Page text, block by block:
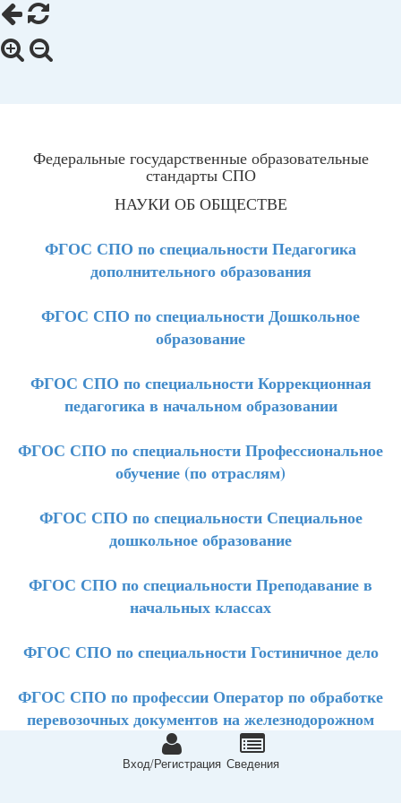
Федеральные государственные образовательные
стандарты СПО
НАУКИ ОБ ОБЩЕСТВЕ
ФГОС СПО по специальности Педагогика
дополнительного образования
ФГОС СПО по специальности Дошкольное
образование
ФГОС СПО по специальности Коррекционная
педагогика в начальном образовании
ФГОС СПО по специальности Профессиональное
обучение (по отраслям)
ФГОС СПО по специальности Специальное
дошкольное образование
ФГОС СПО по специальности Преподавание в
начальных классах
ФГОС СПО по специальности Гостиничное дело
ФГОС СПО по профессии Оператор по обработке
перевозочных документов на железнодорожном
транспорте
Вход/Регистрация Сведeния